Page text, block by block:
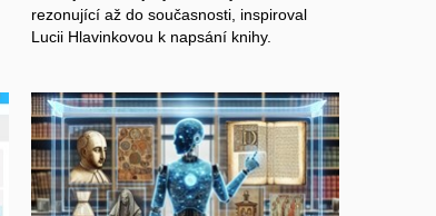
rezonující až do současnosti, inspiroval
Lucii Hlavinkovou k napsání knihy.